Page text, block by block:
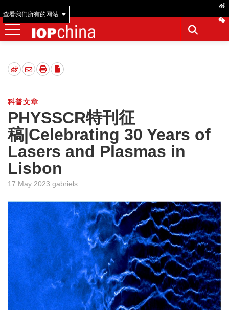
查看我们所有的网站
科普文章
PHYSSCR特刊征
稿|Celebrating 30 Years of
Lasers and Plasmas in
Lisbon
17 May 2023 gabriels